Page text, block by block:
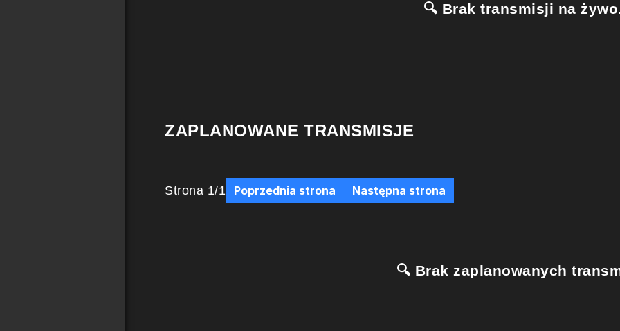
🔍 Brak transmisji na
ZAPLANOWANE TRANSMISJE
Strona 1/1 Poprzednia strona Następna strona
🔍 Brak zaplanowanych